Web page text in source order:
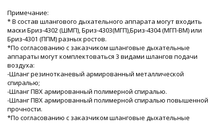
Примечание:
* В состав шлангового дыхательного аппарата могут входить
маски Бриз-4302 (ШМП), Бриз-4303(МГП),Бриз-4304 (МГП-ВМ) или
Бриз-4301 (ППМ) разных ростов.
*По согласованию с заказчиком шланговые дыхательные
аппараты могут комплектоваться 3 видами шлангов подачи
воздуха:
-Шланг резинотканевый армированный металлической
спиралью;
-Шланг ПВХ армированный полимерной спиралью.
-Шланг ПВХ армированный полимерной спиралью повышенной
прочности.
*По согласованию с заказчиком шланговые дыхательные